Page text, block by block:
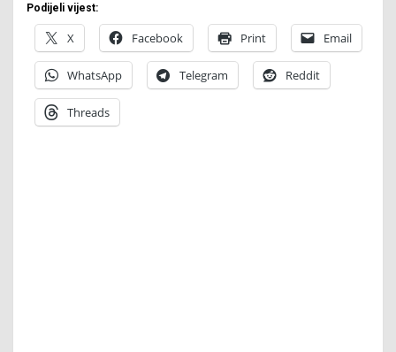
Podijeli vijest:
X Facebook Print Email
WhatsApp Telegram Reddit
Threads